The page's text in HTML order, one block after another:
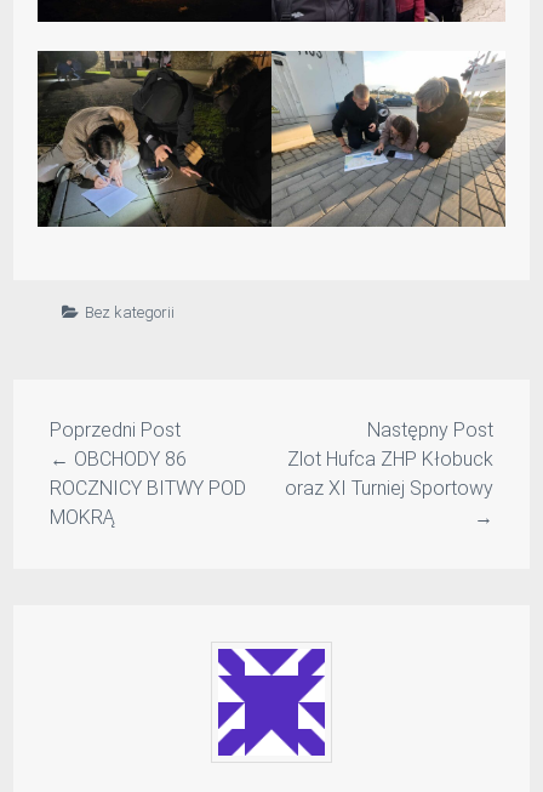
Bez kategorii
Poprzedni Post
← OBCHODY 86
ROCZNICY BITWY POD
MOKRĄ
Następny Post
Zlot Hufca ZHP Kłobuck
oraz XI Turniej Sportowy
→